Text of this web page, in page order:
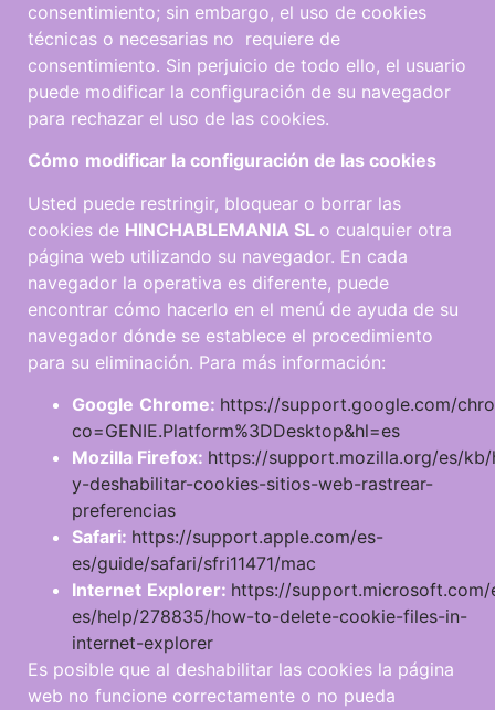
consentimiento; sin embargo, el uso de cookies
técnicas o necesarias no requiere de
consentimiento. Sin perjuicio de todo ello, el usuario
puede modificar la configuración de su navegador
para rechazar el uso de las cookies.
Cómo modificar la configuración de las cookies
Usted puede restringir, bloquear o borrar las
cookies de HINCHABLEMANIA SL o cualquier otra
página web utilizando su navegador. En cada
navegador la operativa es diferente, puede
encontrar cómo hacerlo en el menú de ayuda de su
navegador dónde se establece el procedimiento
para su eliminación. Para más información:
Google Chrome: https://support.google.com/
co=GENIE.Platform%3DDesktop&hl=es
Mozilla Firefox: https://support.mozilla.org/es/
y-deshabilitar-cookies-sitios-web-rastrear-
preferencias
Safari: https://support.apple.com/es-
es/guide/safari/sfri11471/mac
Internet Explorer: https://support.microsoft.com/
es/help/278835/how-to-delete-cookie-files-in-
internet-explorer
Es posible que al deshabilitar las cookies la página
web no funcione correctamente o no pueda